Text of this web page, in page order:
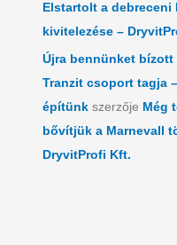
Elstartolt a debreceni
kivitelezése –
Újra bennünket bízott
Tranzit csoport tagja
építünk szerzője Még
bővítjük a Marnevall
DryvitProfi Kft.